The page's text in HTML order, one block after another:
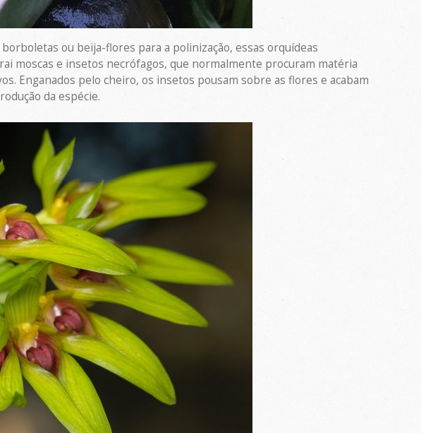
ou beija-flores para a polinização, essas orquídeas
moscas e insetos necrófagos, que normalmente procuram matéria
Enganados pelo cheiro, os insetos pousam sobre as flores e acabam
da espécie.